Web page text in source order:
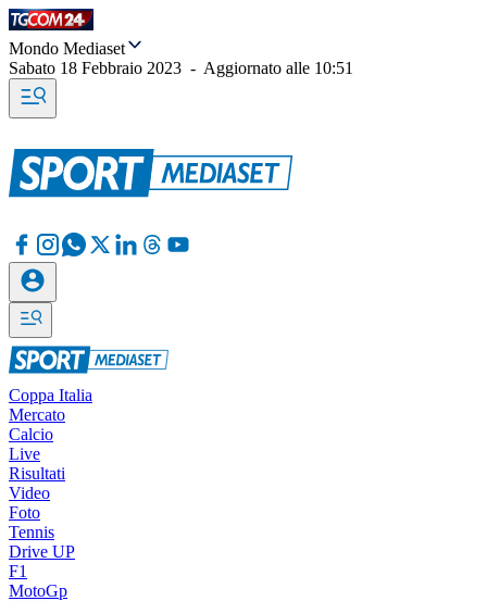
Mondo Mediaset
Sabato 18 Febbraio 2023 - Aggiornato alle 10:51
Coppa Italia
Mercato
Calcio
Live
Risultati
Video
Foto
Tennis
Drive UP
F1
MotoGp